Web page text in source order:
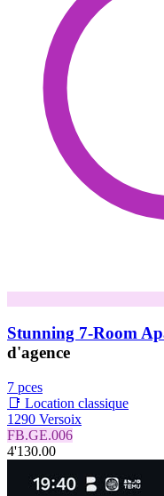
Stunning 7-Room
d'agence
7 pces
📑 Location classique
1290 Versoix
FB.GE.006
4'130.00